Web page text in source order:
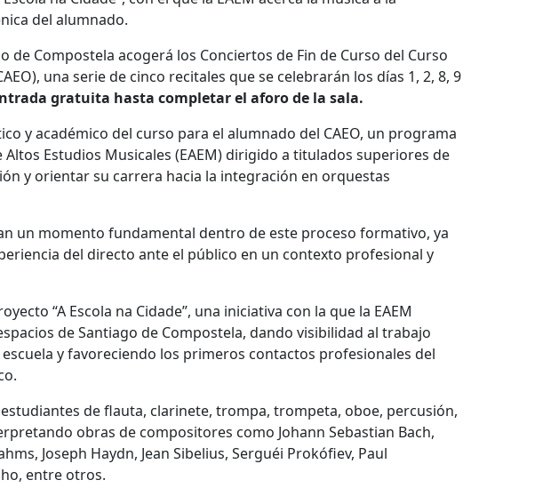
del alumnado.
de Compostela acogerá los Conciertos de Fin de Curso del Curso
una serie de cinco recitales que se celebrarán los días 1, 2, 8, 9
gratuita hasta completar el aforo de la sala.
y académico del curso para el alumnado del CAEO, un programa
Estudios Musicales (EAEM) dirigido a titulados superiores de
y orientar su carrera hacia la integración en orquestas
un momento fundamental dentro de este proceso formativo, ya
del directo ante el público en un contexto profesional y
“A Escola na Cidade”, una iniciativa con la que la EAEM
de Santiago de Compostela, dando visibilidad al trabajo
y favoreciendo los primeros contactos profesionales del
de flauta, clarinete, trompa, trompeta, oboe, percusión,
obras de compositores como Johann Sebastian Bach,
Joseph Haydn, Jean Sibelius, Serguéi Prokófiev, Paul
entre otros.